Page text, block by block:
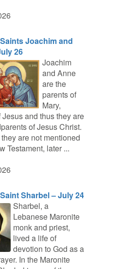
Joachim and
26
Joachim
and Anne
are the
parents of
Mary,
Jesus and thus they are
of Jesus Christ.
are not mentioned
Testament, later ...
Sharbel – July 24
Sharbel, a
Lebanese Maronite
monk and priest,
lived a life of
devotion to God as a
In the Maronite